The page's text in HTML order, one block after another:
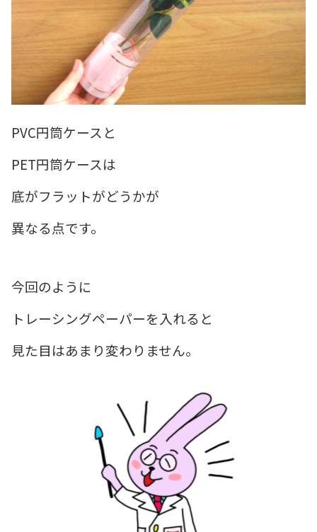
PVC円筒ケースと
PET円筒ケースは
底がフラットがどうかが
異なる点です。
今回のように
トレーシングペーパーを入れると
見た目はあまり変わりません。